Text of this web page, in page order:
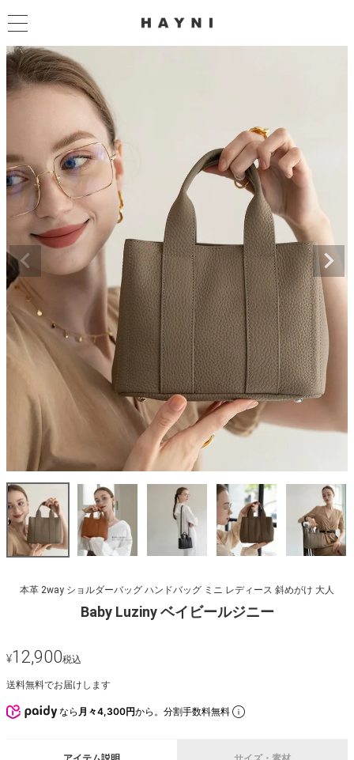
本革 2way ショルダーバッグ ハンドバッグ ミニ レディース 斜めがけ 大人
Baby Luziny ベイビールジニー
¥12,900税込
送料無料でお届けします
なら 月々4,300円から。分割手数料無料